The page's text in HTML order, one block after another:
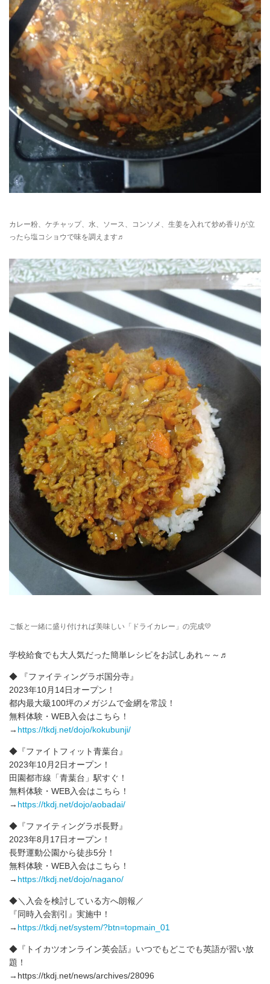
カレー粉、ケチャップ、水、ソース、コンソメ、生姜を入れて炒め香りが立
ったら塩コショウで味を調えます♬
ご飯と一緒に盛り付ければ美味しい「ドライカレー」の完成💛
学校給食でも大人気だった簡単レシピをお試しあれ～～♬
◆ 『ファイティングラボ国分寺』
2023年10月14日オープン！
都内最大級100坪のメガジムで金網を常設！
無料体験・WEB入会はこちら！
→ https://tkdj.net/dojo/kokubunji/
◆『ファイトフィット青葉台』
2023年10月2日オープン！
田園都市線「青葉台」駅すぐ！
無料体験・WEB入会はこちら！
→ https://tkdj.net/dojo/aobadai/
◆『ファイティングラボ長野』
2023年8月17日オープン！
長野運動公園から徒歩5分！
無料体験・WEB入会はこちら！
→ https://tkdj.net/dojo/nagano/
◆＼入会を検討している方へ朗報／
『同時入会割引』実施中！
→ https://tkdj.net/system/?btn=topmain_01
◆『トイカツオンライン英会話』いつでもどこでも英語が習い放
題！
→https://tkdj.net/news/archives/28096